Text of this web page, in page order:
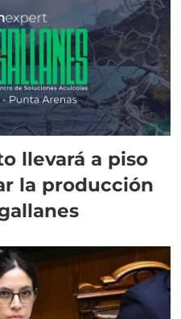
llevará a piso
la producción